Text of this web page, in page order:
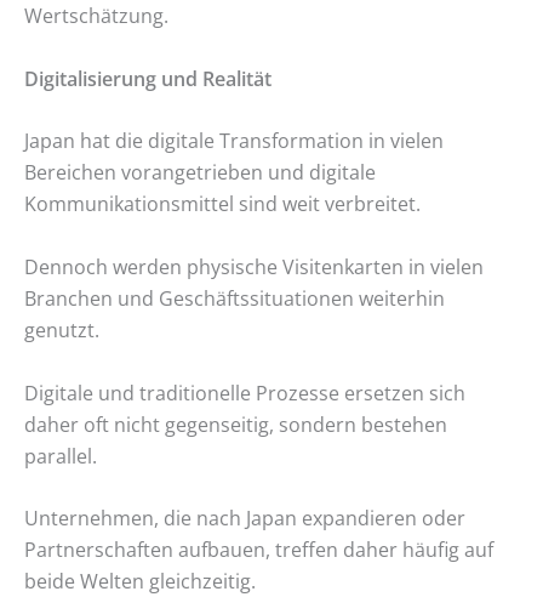
Wertschätzung.
Digitalisierung und Realität
Japan hat die digitale Transformation in vielen
Bereichen vorangetrieben und digitale
Kommunikationsmittel sind weit verbreitet.
Dennoch werden physische Visitenkarten in vielen
Branchen und Geschäftssituationen weiterhin
genutzt.
Digitale und traditionelle Prozesse ersetzen sich
daher oft nicht gegenseitig, sondern bestehen
parallel.
Unternehmen, die nach Japan expandieren oder
Partnerschaften aufbauen, treffen daher häufig auf
beide Welten gleichzeitig.